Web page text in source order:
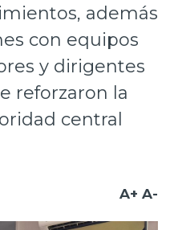
además
con equipos
y dirigentes
reforzaron la
central
A+ A-